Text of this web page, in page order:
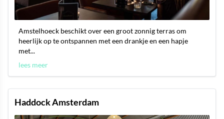
Amstelhoeck beschikt over een groot zonnig terras om
heerlijk op te ontspannen met een drankje en een hapje
met...
lees meer
Haddock Amsterdam